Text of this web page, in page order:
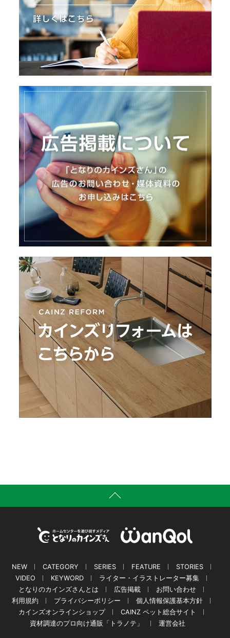
NEW CATEGORY SERIES FEATURE
STORIES
VIDEO
KEYWORD
ライター・イラストレーター募集
となりのカインズさんとは
広告掲載
お問い合わせ
利用規約
プライバシーポリシー
個人情報保護基本方針
カインズオンラインショップ
CAINZ ペット総合サイト
資材調達のプロ向け通販「トラノテ」
運営会社